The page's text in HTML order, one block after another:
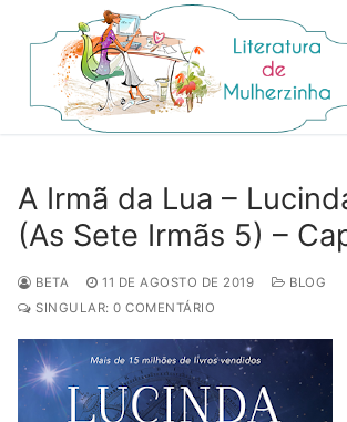
para
conteúdo
A Irmã da Lua –
(As Sete Irmãs 5) –
BETA 11 DE AGOSTO DE 2019
BLOG
SINGULAR: 0 COMENTÁRIO